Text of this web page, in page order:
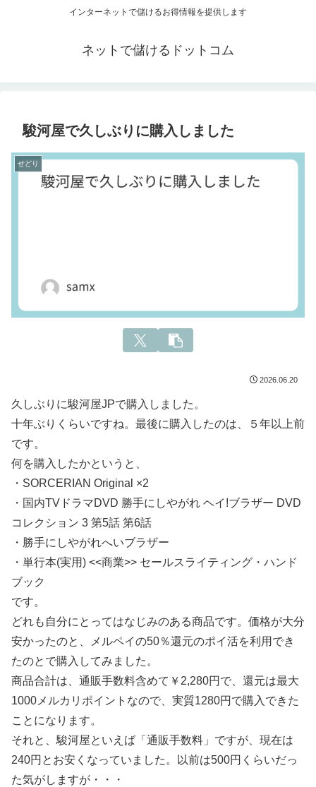
インターネットで儲けるお得情報を提供します
ネットで儲けるドットコム
駿河屋で久しぶりに購入しました
せどり
2026.06.20
久しぶりに駿河屋JPで購入しました。
十年ぶりくらいですね。最後に購入したのは、５年以上前
です。
何を購入したかというと、
・SORCERIAN Original ×2
・国内TVドラマDVD 勝手にしやがれ ヘイ!ブラザー DVD
コレクション 3 第5話 第6話
・勝手にしやがれへいブラザー
・単行本(実用) <<商業>> セールスライティング・ハンド
ブック
です。
どれも自分にとってはなじみのある商品です。価格が大分
安かったのと、メルペイの50％還元のポイ活を利用でき
たのとで購入してみました。
商品合計は、通販手数料含めて￥2,280円で、還元は最大
1000メルカリポイントなので、実質1280円で購入できた
ことになります。
それと、駿河屋といえば「通販手数料」ですが、現在は
240円とお安くなっていました。以前は500円くらいだっ
た気がしますが・・・